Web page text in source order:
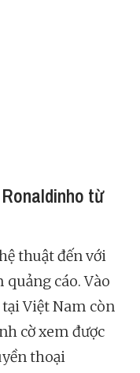
từ
thuật đến với
cáo. Vào
Việt Nam còn
cờ xem được
thoại